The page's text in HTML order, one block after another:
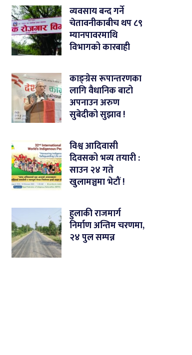
व्यवसाय बन्द गर्ने
चेतावनीकाबीच थप ८९
म्यानपावरमाथि
विभागको कारबाही
काङ्ग्रेस रूपान्तरणका
लागि वैधानिक बाटो
अपनाउन अरुण
सुबेदीको सुझाव !
विश्व आदिवासी
दिवसको भव्य तयारी :
साउन २४ गते
खुलामञ्चमा भेटौं !
हुलाकी राजमार्ग
निर्माण अन्तिम चरणमा,
२४ पुल सम्पन्न